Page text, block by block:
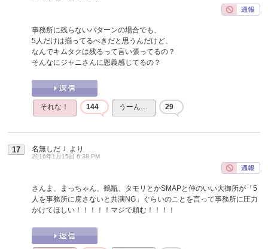
事務所に残らないパターンの場合でも、
5人だけは揃ってるべきだと思うんだけど、
なんでキムタクは残るって言い張ってるの？
そんなにジャニさんに恩義感じてるの？
それな！ 144 うーん… 29
17 名無しだＪ より
2016年1月15日 6:38 PM
さんま、まっちゃん、鶴瓶、タモリとかSMAPと仲のいい大御所が「5
人を事務所に戻さないと共演NG」ぐらいのことを言って事務所に圧力
かけてほしい！！！！！マジで頼む！！！！